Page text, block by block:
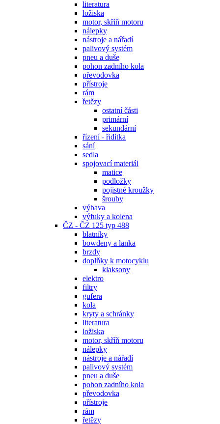
literatura
ložiska
motor, skříň motoru
nálepky
nástroje a nářadí
palivový systém
pneu a duše
pohon zadního kola
převodovka
přístroje
rám
řetězy
ostatní části
primární
sekundární
řízení - řidítka
sání
sedla
spojovací materiál
matice
podložky
pojistné kroužky
šrouby
výbava
výfuky a kolena
ČZ - ČZ 125 typ 488
blatníky
bowdeny a lanka
brzdy
doplňky k motocyklu
klaksony
elektro
filtry
gufera
kola
kryty a schránky
literatura
ložiska
motor, skříň motoru
nálepky
nástroje a nářadí
palivový systém
pneu a duše
pohon zadního kola
převodovka
přístroje
rám
řetězy